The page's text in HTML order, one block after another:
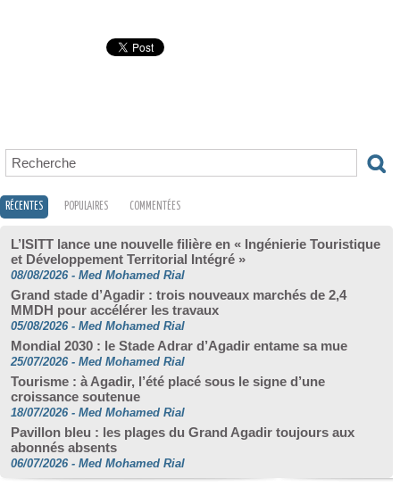
RÉCENTES POPULAIRES COMMENTÉES
L’ISITT lance une nouvelle filière en « Ingénierie Touristique
et Développement Territorial Intégré »
08/08/2026 - Med Mohamed Rial
Grand stade d’Agadir : trois nouveaux marchés de 2,4
MMDH pour accélérer les travaux
05/08/2026 - Med Mohamed Rial
Mondial 2030 : le Stade Adrar d’Agadir entame sa mue
25/07/2026 - Med Mohamed Rial
Tourisme : à Agadir, l’été placé sous le signe d’une
croissance soutenue
18/07/2026 - Med Mohamed Rial
Pavillon bleu : les plages du Grand Agadir toujours aux
abonnés absents
06/07/2026 - Med Mohamed Rial